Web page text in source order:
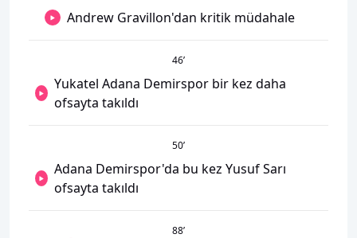
Andrew Gravillon'dan kritik müdahale
46’
Yukatel Adana Demirspor bir kez daha
ofsayta takıldı
50’
Adana Demirspor'da bu kez Yusuf Sarı
ofsayta takıldı
88’